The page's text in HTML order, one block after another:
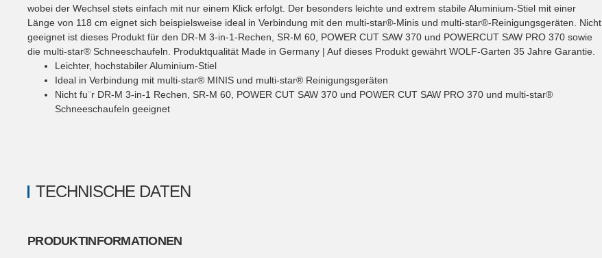
TECHNISCHE DATEN
PRODUKTINFORMATIONEN
wobei der Wechsel stets einfach mit nur einem Klick erfolgt. Der besonders leichte und extrem stabile Aluminium-Stiel mit einer
Länge von 118 cm eignet sich beispielsweise ideal in Verbindung mit den multi-star®-Minis und multi-star®-Reinigungsgeräten. Nicht
geeignet ist dieses Produkt für den DR-M 3-in-1-Rechen, SR-M 60, POWER CUT SAW 370 und POWERCUT SAW PRO 370 sowie
die multi-star® Schneeschaufeln. Produktqualität Made in Germany | Auf dieses Produkt gewährt WOLF-Garten 35 Jahre Garantie.
Leichter, hochstabiler Aluminium-Stiel
Ideal in Verbindung mit multi-star® MINIS und multi-star® Reinigungsgeräten
Nicht fu¨r DR-M 3-in-1 Rechen, SR-M 60, POWER CUT SAW 370 und POWER CUT SAW PRO 370 und multi-star®
Schneeschaufeln geeignet